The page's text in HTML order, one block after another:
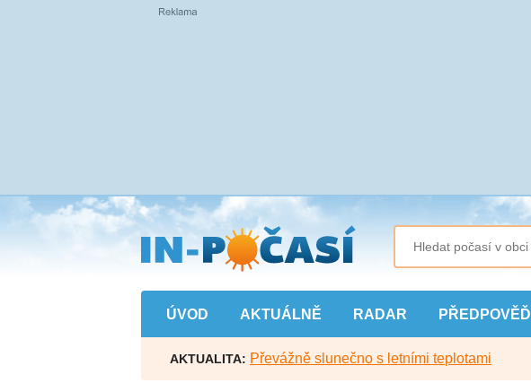
Přejít
na
hlavní
obsah
ÚVOD AKTUÁLNĚ RADAR PŘEDPOVĚĎ
AKTUALITA: Převážně slunečno s letními teplotami